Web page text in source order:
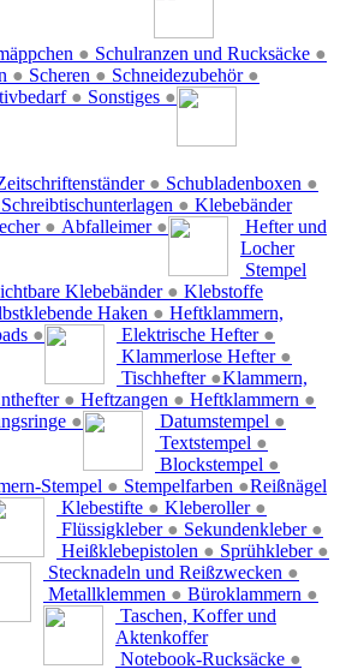
● Schulranzen und Rucksäcke ●
● Scheren ● Schneidezubehör ●
● Sonstiges ●
● Schubladenboxen ●
Schreibtischunterlagen ●
● Abfalleimer ●
Klebebänder
Klebebänder ●
Haken ●
●
Hefter und
Locher
Elektrische Hefter ●
Klammerlose Hefter ●
Tischhefter ●
● Heftzangen ● Heftklammern ●
●
Stempel
Datumstempel ●
Textstempel ●
Blockstempel ●
Stempel ● Stempelfarben ●
Klebstoffe
Klebestifte ● Kleberoller ●
Flüssigkleber ● Sekundenkleber ●
Heißklebepistolen ● Sprühkleber ●
Heftklammern,
Klammern,
Reißnägel
Stecknadeln und Reißzwecken ●
Metallklemmen ● Büroklammern ●
Taschen, Koffer und
Aktenkoffer
Notebook-Rucksäcke ●